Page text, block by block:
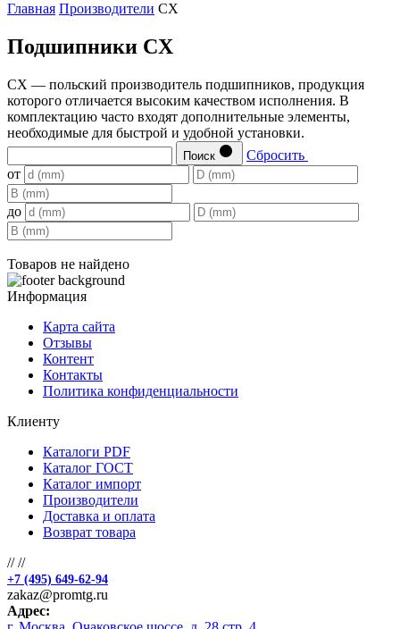
Главная Производители CX
Подшипники CX
CX — польский производитель подшипников, продукция
которого отличается высоким качеством исполнения. В
комплектацию часто входят дополнительные элементы,
необходимые для быстрой и удобной установки.
Поиск
Сбросить
от
до
Товаров не найдено
Информация
Карта сайта
Отзывы
Контент
Контакты
Политика конфиденциальности
Клиенту
Каталоги PDF
Каталог ГОСТ
Каталог импорт
Производители
Доставка и оплата
Возврат товара
////
+7 (495) 649-62-94
zakaz@promtg.ru
Адрес: